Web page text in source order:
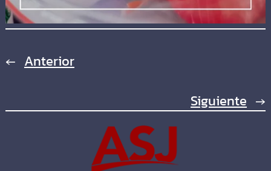
← Anterior
Siguiente →